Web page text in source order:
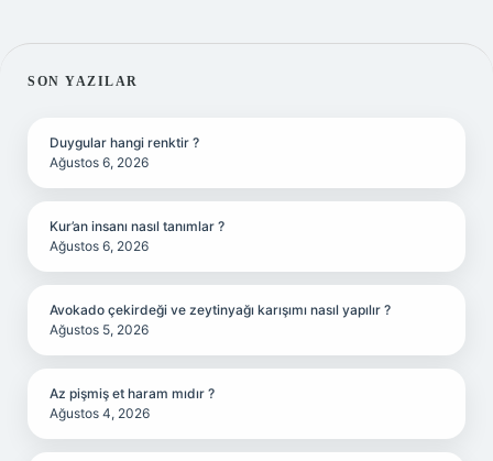
SIDEBAR
SON YAZILAR
Duygular hangi renktir ?
Ağustos 6, 2026
Kur’an insanı nasıl tanımlar ?
Ağustos 6, 2026
Avokado çekirdeği ve zeytinyağı karışımı nasıl yapılır ?
Ağustos 5, 2026
Az pişmiş et haram mıdır ?
Ağustos 4, 2026